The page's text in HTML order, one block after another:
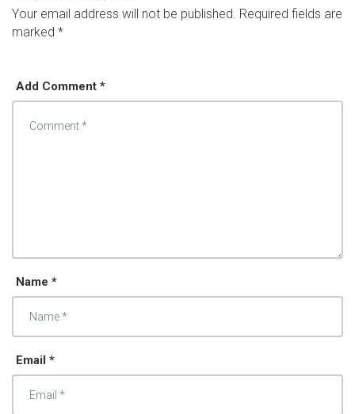
Your email address will not be published. Required fields are
marked *
Add Comment *
Name *
Email *